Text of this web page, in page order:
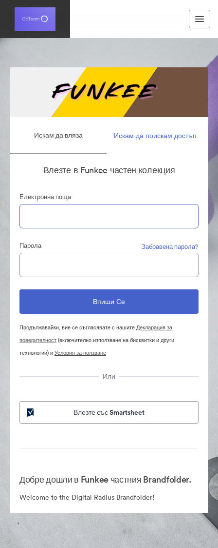
Искам да вляза Искам да поискам достъп
Влезте в Funkee частен колекция
Електронна поща
Парола Забравена парола?
Продължавайки, вие се съгласявате с нашитеДекларация за
поверителност(включително използване на бисквитки и други
технологии) иУсловия за ползване
Или
Влезте със Smartsheet
Добре дошли в Funkee частния Brandfolder.
Welcome to the Digital Radius Brandfolder!